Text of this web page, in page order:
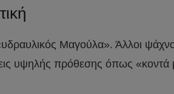
Μαγούλα». Άλλοι
υψηλής πρόθεσης όπως